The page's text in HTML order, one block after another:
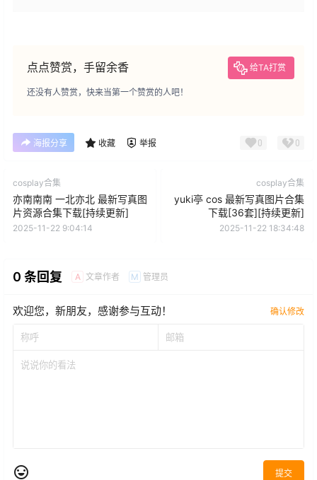
点点赞赏，手留余香 给TA打赏
还没有人赞赏，快来当第一个赞赏的人吧！
海报分享 收藏 举报 0 0
cosplay合集
亦南南南 一北亦北 最新写真图
片资源合集下载[持续更新]
2025-11-22 9:04:14
cosplay合集
yuki亭 cos 最新写真图片合集
下载[36套][持续更新]
2025-11-22 18:34:48
0 条回复 A 文章作者 M 管理员
欢迎您，新朋友，感谢参与互动！ 确认修改
提交